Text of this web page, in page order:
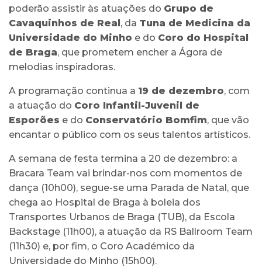
poderão assistir às atuações do Grupo de
Cavaquinhos de Real, da Tuna de Medicina da
Universidade do Minho e do Coro do Hospital
de Braga, que prometem encher a Ágora de
melodias inspiradoras.
A programação continua a 19 de dezembro, com
a atuação do Coro Infantil-Juvenil de
Esporões e do Conservatório Bomfim, que vão
encantar o público com os seus talentos artísticos.
A semana de festa termina a 20 de dezembro: a
Bracara Team vai brindar-nos com momentos de
dança (10h00), segue-se uma Parada de Natal, que
chega ao Hospital de Braga à boleia dos
Transportes Urbanos de Braga (TUB), da Escola
Backstage (11h00), a atuação da RS Ballroom Team
(11h30) e, por fim, o Coro Académico da
Universidade do Minho (15h00).